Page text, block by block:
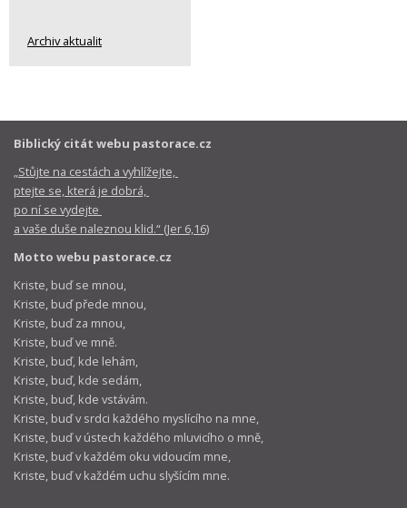
Archiv aktualit
Biblický citát webu pastorace.cz
„Stůjte na cestách a vyhlížejte,
ptejte se, která je dobrá,
po ní se vydejte
a vaše duše naleznou klid.“ (Jer 6,16)
Motto webu pastorace.cz
Kriste, buď se mnou,
Kriste, buď přede mnou,
Kriste, buď za mnou,
Kriste, buď ve mně.
Kriste, buď, kde lehám,
Kriste, buď, kde sedám,
Kriste, buď, kde vstávám.
Kriste, buď v srdci každého myslícího na mne,
Kriste, buď v ústech každého mluvicího o mně,
Kriste, buď v každém oku vidoucím mne,
Kriste, buď v každém uchu slyšícím mne.